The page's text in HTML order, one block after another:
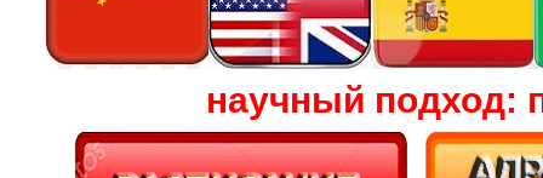
научный подход: